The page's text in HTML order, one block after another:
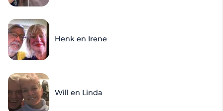
Henk en Irene
Will en Linda